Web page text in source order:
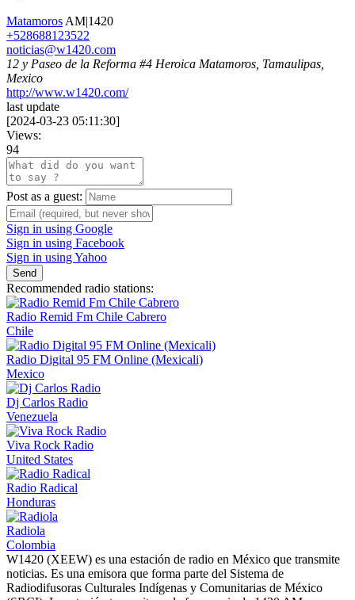
Matamoros AM|1420
+528688123522
noticias@w1420.com
12 y Paseo de la Reforma #4 Heroica Matamoros, Tamaulipas,
Mexico
http://www.w1420.com/
last update
[2024-03-23 05:11:30]
Views:
94
Post as a guest:
Sign in using Google
Sign in using Facebook
Sign in using Yahoo
Send
Recommended radio stations:
Radio Remid Fm Chile Cabrero
Chile
Radio Digital 95 FM Online (Mexicali)
Mexico
Dj Carlos Radio
Venezuela
Viva Rock Radio
United States
Radio Radical
Honduras
Radiola
Colombia
W1420 (XEEW) es una estación de radio en México que transmite
noticias. Es una emisora ​​que forma parte del Sistema de
Radiodifusoras Culturales Indígenas y Comunitarias de México